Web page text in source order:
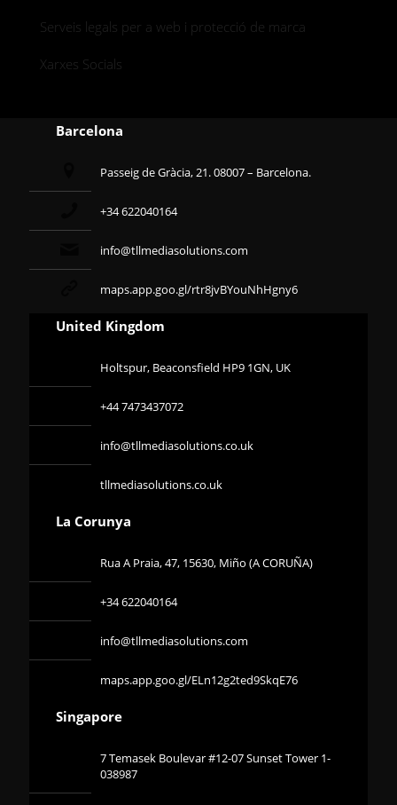
Serveis legals per a web i protecció de marca
Xarxes Socials
Barcelona
Passeig de Gràcia, 21. 08007 – Barcelona.
+34 622040164
info@tllmediasolutions.com
maps.app.goo.gl/rtr8jvBYouNhHgny6
United Kingdom
Holtspur, Beaconsfield HP9 1GN, UK
+44 7473437072
info@tllmediasolutions.co.uk
tllmediasolutions.co.uk
La Corunya
Rua A Praia, 47, 15630, Miño (A CORUÑA)
+34 622040164
info@tllmediasolutions.com
maps.app.goo.gl/ELn12g2ted9SkqE76
Singapore
7 Temasek Boulevar #12-07 Sunset Tower 1-
038987